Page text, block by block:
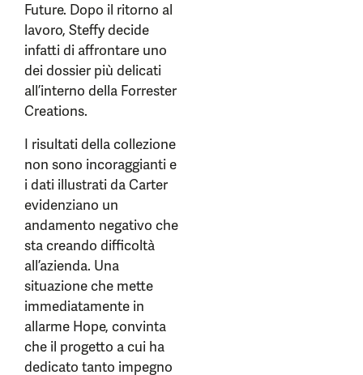
Future. Dopo il ritorno al
lavoro, Steffy decide
infatti di affrontare uno
dei dossier più delicati
all’interno della Forrester
Creations.
I risultati della collezione
non sono incoraggianti e
i dati illustrati da Carter
evidenziano un
andamento negativo che
sta creando difficoltà
all’azienda. Una
situazione che mette
immediatamente in
allarme Hope, convinta
che il progetto a cui ha
dedicato tanto impegno